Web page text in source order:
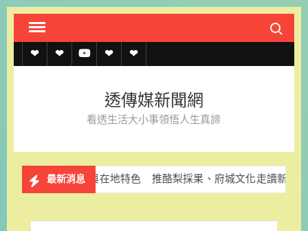
Skip
content
Search
透
約
透
上
記
透 聯
我
官
LINE
透傳媒新聞網
看透生活大小事領悟人生真諦
最新消息
合ESG與在地特色 推酪梨採果、府城文化走讀新體驗